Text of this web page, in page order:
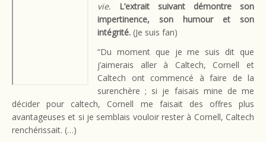
vie. L’extrait suivant démontre son
impertinence, son humour et son
intégrité. (Je suis fan)
“Du moment que je me suis dit que
j’aimerais aller à Caltech, Cornell et
Caltech ont commencé à faire de la
surenchère ; si je faisais mine de me
décider pour caltech, Cornell me faisait des offres plus
avantageuses et si je semblais vouloir rester à Cornell, Caltech
renchérissait. (…)